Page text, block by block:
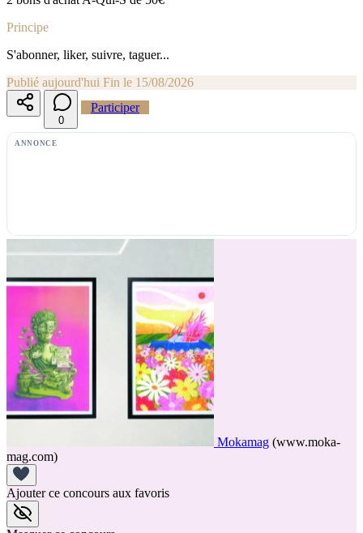
Principe
S'abonner, liker, suivre, taguer...
Publié aujourd'hui Fin le 15/08/2026
0
Participer
ANNONCE
Mokamag (www.moka-
mag.com)
Ajouter ce concours aux favoris